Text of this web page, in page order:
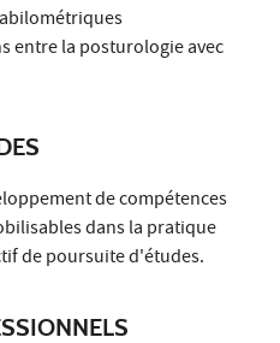
entre la posturologie avec
de compétences
dans la pratique
de poursuite d'études.